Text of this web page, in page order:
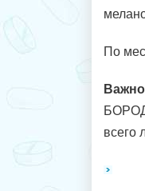
По
всего